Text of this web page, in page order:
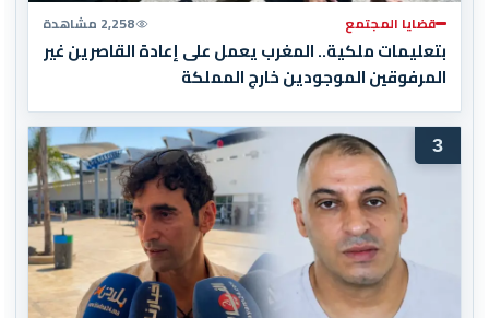
قضايا المجتمع 2,258 مشاهدة
بتعليمات ملكية.. المغرب يعمل على إعادة القاصرين غير
المرفوقين الموجودين خارج المملكة
3